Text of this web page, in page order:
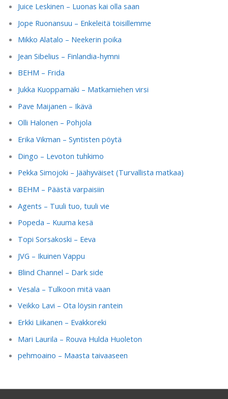
Juice Leskinen – Luonas kai olla saan
Jope Ruonansuu – Enkeleitä toisillemme
Mikko Alatalo – Neekerin poika
Jean Sibelius – Finlandia-hymni
BEHM – Frida
Jukka Kuoppamäki – Matkamiehen virsi
Pave Maijanen – Ikävä
Olli Halonen – Pohjola
Erika Vikman – Syntisten pöytä
Dingo – Levoton tuhkimo
Pekka Simojoki – Jäähyväiset (Turvallista matkaa)
BEHM – Päästä varpaisiin
Agents – Tuuli tuo, tuuli vie
Popeda – Kuuma kesä
Topi Sorsakoski – Eeva
JVG – Ikuinen Vappu
Blind Channel – Dark side
Vesala – Tulkoon mitä vaan
Veikko Lavi – Ota löysin rantein
Erkki Liikanen – Evakkoreki
Mari Laurila – Rouva Hulda Huoleton
pehmoaino – Maasta taivaaseen